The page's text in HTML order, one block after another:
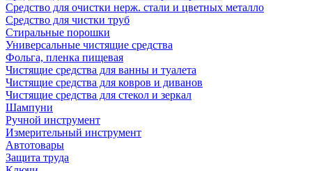
Средство для очистки нерж. стали и цветных металло
Средство для чистки труб
Стиральные порошки
Универсальные чистящие средства
Фольга, пленка пищевая
Чистящие средства для ванны и туалета
Чистящие средства для ковров и диванов
Чистящие средства для стекол и зеркал
Шампуни
Ручной инструмент
Измерительный инструмент
Автотовары
Защита труда